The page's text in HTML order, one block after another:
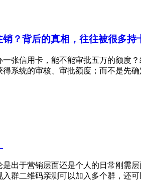
？背后的真相，往往被很多持
张信用卡，能不能审批五万的额度
系统的审核、审批额度；而不是先确
是出于营销层面还是个人的日常刚
二维码亲测可以加入多个群，还可